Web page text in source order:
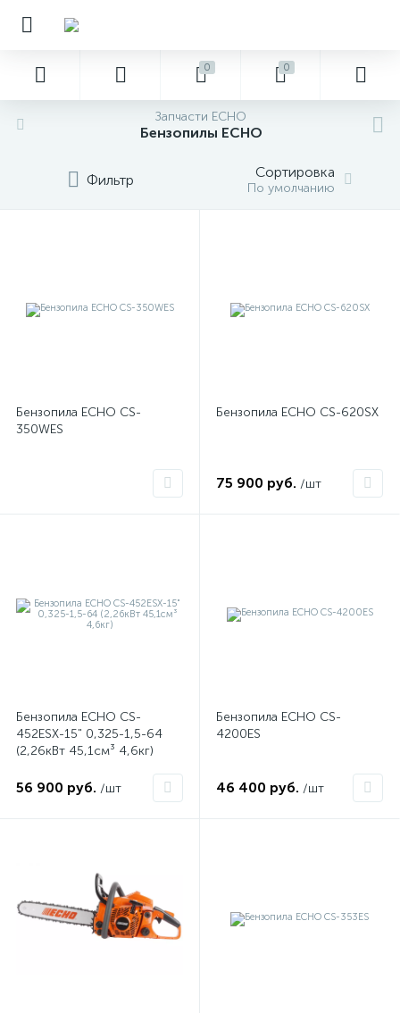
0 0
Запчасти ECHO
Бензопилы ECHO
Фильтр Сортировка
По умолчанию
Бензопила ECHO CS-
350WES
Бензопила ECHO CS-620SX
75 900 руб. /шт
Бензопила ECHO CS-
452ESX-15" 0,325-1,5-64
(2,26кВт 45,1см³ 4,6кг)
56 900 руб. /шт
Бензопила ECHO CS-
4200ES
46 400 руб. /шт